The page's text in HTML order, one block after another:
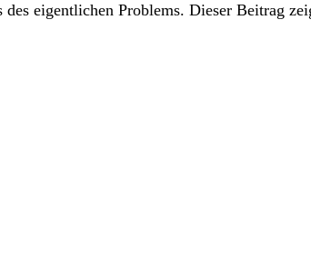
des eigentlichen Problems. Dieser Beitrag